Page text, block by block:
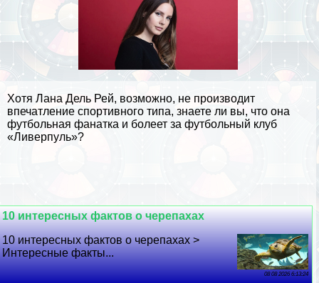
Хотя Лана Дель Рей, возможно, не производит
впечатление спортивного типа, знаете ли вы, что она
футбольная фанатка и болеет за футбольный клуб
«Ливерпуль»?
10 интересных фактов о черепахах
10 интересных фактов о черепахах >
Интересные факты...
08 08 2026 6:13:24